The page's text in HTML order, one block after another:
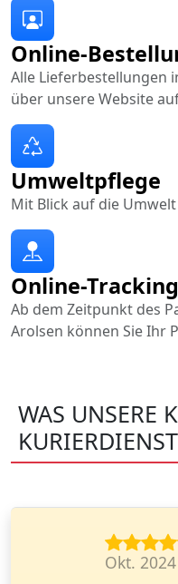
Online-
Alle Lieferbestellungen
über unsere Website
Online-Tracking
Ab dem Zeitpunkt des
Arolsen können Sie Ihr
Umweltpflege
Mit Blick auf die
WAS UNSERE
März 2024